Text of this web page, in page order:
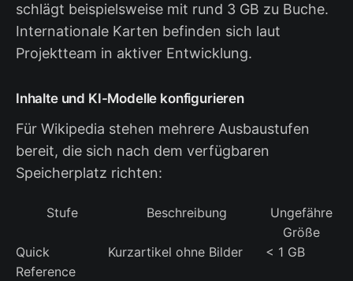
schlägt beispielsweise mit rund 3 GB zu Buche.
Internationale Karten befinden sich laut
Projektteam in aktiver Entwicklung.
Inhalte und KI-Modelle konfigurieren
Für Wikipedia stehen mehrere Ausbaustufen
bereit, die sich nach dem verfügbaren
Speicherplatz richten:
Stufe Beschreibung
Ungefähre
Größe
Quick
Reference
Kurzartikel ohne Bilder < 1 GB